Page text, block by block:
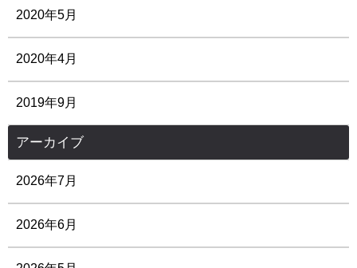
2020年5月
2020年4月
2019年9月
アーカイブ
2026年7月
2026年6月